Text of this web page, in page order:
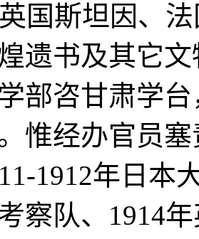
国斯坦因、
遗书及其它
部咨甘肃学
惟经办官员
1912年日本
察队、1914